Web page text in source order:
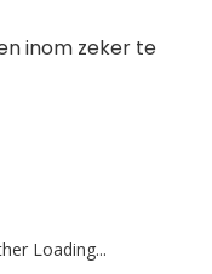
inom zeker te
Loading...